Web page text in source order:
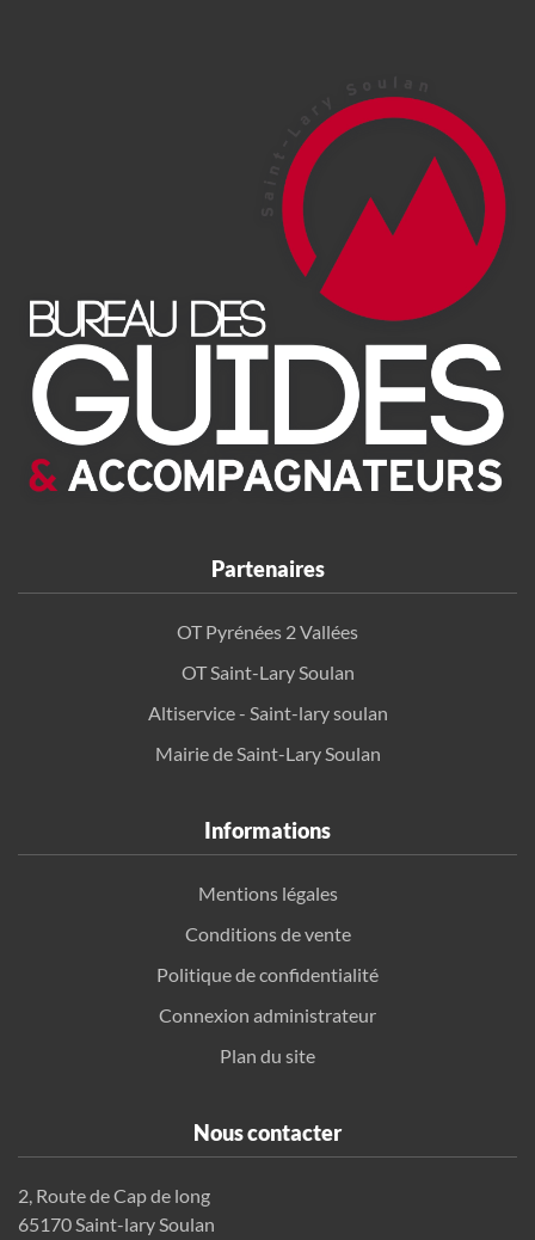
Partenaires
OT Pyrénées 2 Vallées
OT Saint-Lary Soulan
Altiservice - Saint-lary soulan
Mairie de Saint-Lary Soulan
Informations
Mentions légales
Conditions de vente
Politique de confidentialité
Connexion administrateur
Plan du site
Nous contacter
2, Route de Cap de long
65170 Saint-lary Soulan